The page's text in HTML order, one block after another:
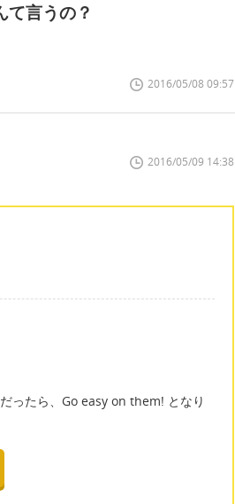
て言うの？
2016/05/08 09:57
2016/05/09 14:38
ったら、Go easy on them! となり